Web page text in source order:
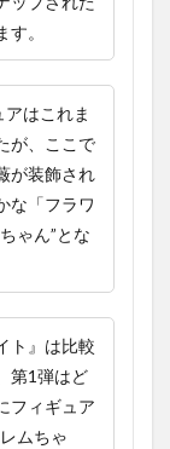
。
アはこれま
が、ここで
が装飾され
な「フラワ
ゃん”とな
ト』は比較
第1弾はど
フィギュア
ムちゃ